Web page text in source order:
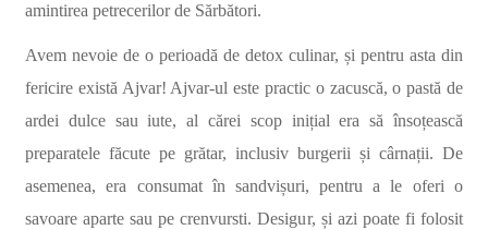
amintirea petrecerilor de Sărbători.
Avem nevoie de o perioadă de detox culinar, și pentru asta din
fericire există Ajvar! Ajvar-ul este practic o zacuscă, o pastă de
ardei dulce sau iute, al cărei scop inițial era să însoțească
preparatele făcute pe grătar, inclusiv burgerii și cârnații. De
asemenea, era consumat în sandvișuri, pentru a le oferi o
savoare aparte sau pe crenvursti. Desigur, și azi poate fi folosit